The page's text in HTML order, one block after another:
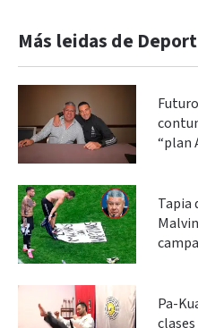
Más leidas de
“plan
Tapia
Pa-